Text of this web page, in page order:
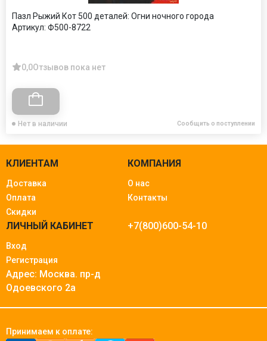
Пазл Рыжий Кот 500 деталей: Огни ночного города
Артикул: Ф500-8722
0,0Отзывов пока нет
Нет в наличии Сообщить о поступлении
КЛИЕНТАМ
Доставка
Оплата
Скидки
КОМПАНИЯ
О нас
Контакты
ЛИЧНЫЙ КАБИНЕТ
Вход
Регистрация
+7(800)600-54-10
Адрес: Москва. пр-д
Одоевского 2а
Принимаем к оплате: